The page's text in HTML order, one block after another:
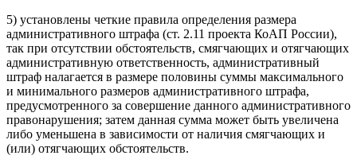
5) установлены четкие правила определения размера
административного штрафа (ст. 2.11 проекта КоАП России),
так при отсутствии обстоятельств, смягчающих и отягчающих
административную ответственность, административный
штраф налагается в размере половины суммы максимального
и минимального размеров административного штрафа,
предусмотренного за совершение данного административного
правонарушения; затем данная сумма может быть увеличена
либо уменьшена в зависимости от наличия смягчающих и
(или) отягчающих обстоятельств.